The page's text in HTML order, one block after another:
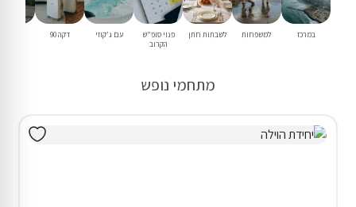
במרכז למשפחות לשבתות חתן
פנוי סופ"ש
הקרוב
עם ג'קוזי דקה 90
מתחמי נופש